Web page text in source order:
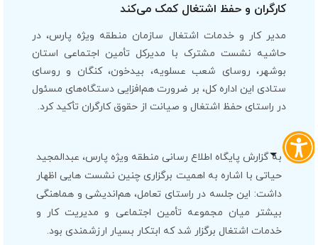
کارگران و حفظ اشتغال کمک می‌کند
مدیر کار و خدمات اشتغال سازمان منطقه ویژه پارس، در
حاشیه نشست مشترک با مدیرکل تأمین اجتماعی استان
بوشهر، روسای شعب عسلویه، بیدخون، کنگان و روسای
ستادی این اداره کل، بر ضرورت هم‌افزایی دستگاه‌های مسئول
در راستای حفظ اشتغال و صیانت از حقوق کارگران تأکید کرد.
به گزارش پایگاه اطلاع رسانی منطقه ویژه پارس، عبدالمجید
حیاتی با اشاره به اهمیت برگزاری چنین نشست هایی اظهار
داشت: این جلسه در راستای تعامل، هم‌اندیشی و هماهنگی
بیشتر میان مجموعه تأمین اجتماعی و مدیریت کار و
خدمات اشتغال برگزار شد که ابتکار بسیار ارزشمندی بود.